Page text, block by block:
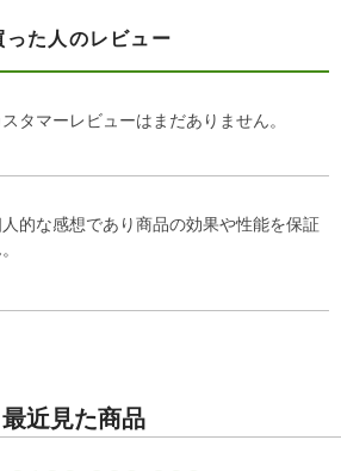
った人のレビュー
タマーレビューはまだありません。
的な感想であり商品の効果や性能を保証
最近見た商品